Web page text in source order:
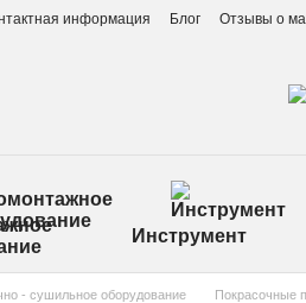
информация Блог Отзывы о
Инструмент
- сушильное оборудование Покрасочные